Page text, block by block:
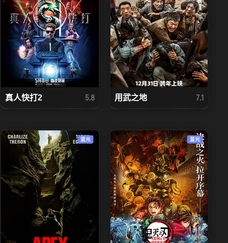
真人快打2 5.8 用武之地 7.1
蓝光 蓝光